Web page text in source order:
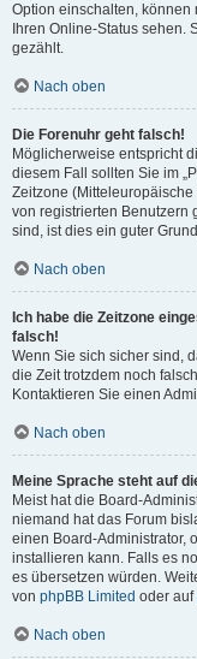
Option einschalten, können
Ihren Online-Status
gezählt.
Nach oben
Die Forenuhr geht falsch!
Möglicherweise entspricht
diesem Fall sollten Sie im
Zeitzone
von registrierten Benutzern
sind, ist dies ein guter
Nach oben
Ich habe die Zeitzone
falsch!
Wenn Sie sich sicher sind,
die Zeit trotzdem noch
Kontaktieren Sie einen
Nach oben
Meine Sprache steht auf
Meist hat die Board-
niemand hat das Forum
einen Board-Administrator,
installieren kann. Falls es
es übersetzen würden.
von phpBB Limited oder auf
Nach oben